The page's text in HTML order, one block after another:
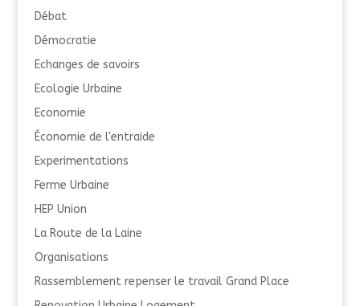
Débat
Démocratie
Echanges de savoirs
Ecologie Urbaine
Economie
Économie de l'entraide
Experimentations
Ferme Urbaine
HEP Union
La Route de la Laine
Organisations
Rassemblement repenser le travail Grand Place